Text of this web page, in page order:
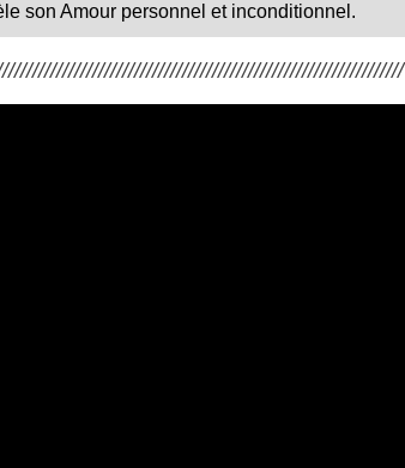
son Amour personnel et inconditionnel.